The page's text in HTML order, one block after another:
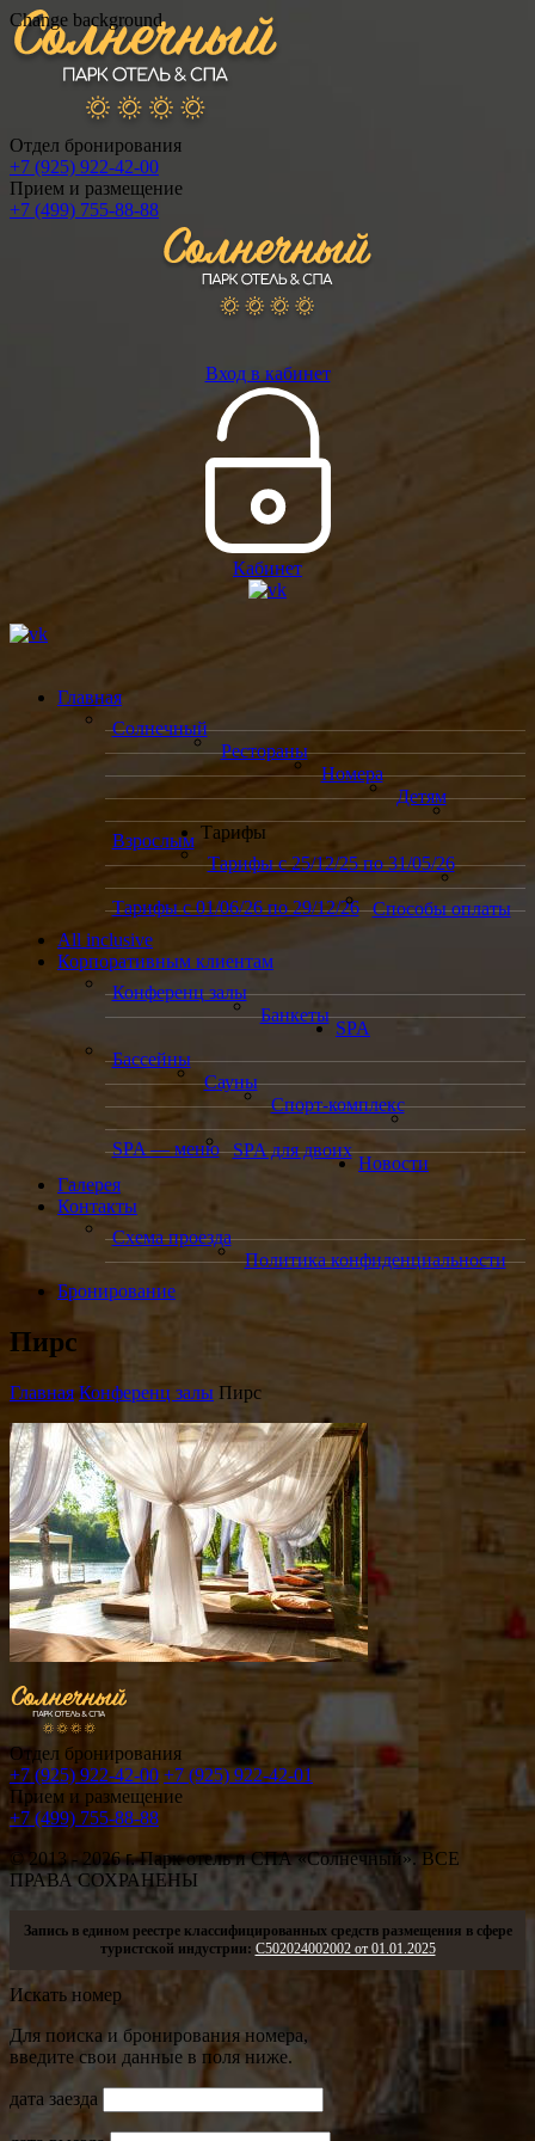
Change background
Отдел бронирования
+7 (925) 922-42-00
Прием и размещение
+7 (499) 755-88-88
Вход в кабинет
Кабинет
Главная
Солнечный
Рестораны
Номера
Детям
Взрослым Тарифы
Тарифы с 25/12/25 по 31/05/26
Тарифы с 01/06/26 по 29/12/26
Способы оплаты
All inclusive
Корпоративным клиентам
Конференц залы
Банкеты
SPA
Бассейны
Сауны
Спорт-комплекс
SPA — меню SPA для двоих
Новости
Галерея
Контакты
Схема проезда
Политика конфиденциальности
Бронирование
Пирс
Главная Конференц залы Пирс
Отдел бронирования
+7 (925) 922-42-00 +7 (925) 922-42-01
Прием и размещение
+7 (499) 755-88-88
© 2013 - 2026г.Парк отель и СПА «Солнечный». ВСЕ
ПРАВА СОХРАНЕНЫ
Запись в едином реестре классифицированных средств размещения в сфере
туристской индустрии: С502024002002 от 01.01.2025
Искать номер
Для поиска и бронирования номера,
введите свои данные в поля ниже.
дата заезда